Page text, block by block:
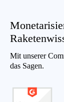
Mit unserer
das Sagen.